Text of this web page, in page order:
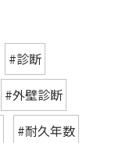
#診断
#外壁診断
#耐久年数